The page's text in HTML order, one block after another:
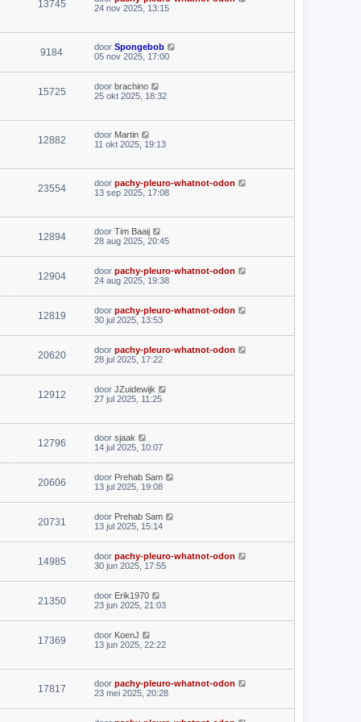
13745
24 nov 2025, 13:15
9184 door Spongebob
05 nov 2025, 17:00
15725 door brachino
25 okt 2025, 18:32
12882 door Martin
11 okt 2025, 19:13
23554 door pachy-pleuro-whatnot-odon
13 sep 2025, 17:08
12894 door Tim Baaij
28 aug 2025, 20:45
12904 door pachy-pleuro-whatnot-odon
24 aug 2025, 19:38
12819 door pachy-pleuro-whatnot-odon
30 jul 2025, 13:53
20620 door pachy-pleuro-whatnot-odon
28 jul 2025, 17:22
12912 door JZuidewijk
27 jul 2025, 11:25
12796 door sjaak
14 jul 2025, 10:07
20606 door Prehab Sam
13 jul 2025, 19:08
20731 door Prehab Sam
13 jul 2025, 15:14
14985 door pachy-pleuro-whatnot-odon
30 jun 2025, 17:55
21350 door Erik1970
23 jun 2025, 21:03
17369 door KoenJ
13 jun 2025, 22:22
17817 door pachy-pleuro-whatnot-odon
23 mei 2025, 20:28